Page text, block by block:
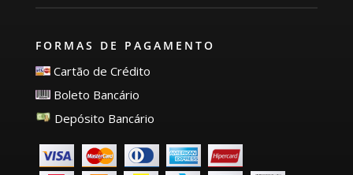
FORMAS DE PAGAMENTO
Cartão de Crédito
Boleto Bancário
Depósito Bancário